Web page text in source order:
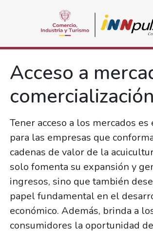
Acceso a
comercialización
Tener acceso a los mercados es
para las empresas que
cadenas de valor de la
solo fomenta su expansión y
ingresos, sino que también
papel fundamental en el
económico. Además, brinda a
consumidores la oportunidad